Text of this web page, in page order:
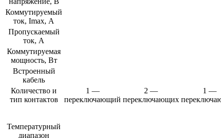
Коммутируемый
ток, Imax, А
Пропускаемый
ток, А
Коммутируемая
мощность, Вт
Встроенный
кабель
Количество и
тип контактов
1 —
переключающий
2 —
переключающих
1 —
Температурный
диапазон